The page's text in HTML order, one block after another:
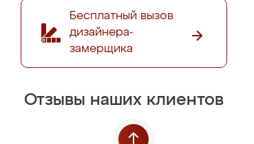
Бесплатный вызов
дизайнера-
замерщика
Отзывы наших клиентов